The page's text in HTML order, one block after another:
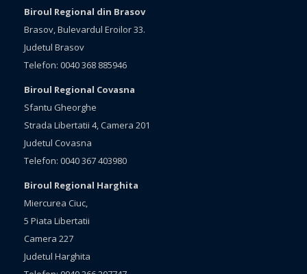
Biroul Regional din Brasov
Brasov, Bulevardul Eroilor 33.
Judetul Brasov
Telefon: 0040 368 885946
Biroul Regional Covasna
Sfantu Gheorghe
Strada Libertatii 4, Camera 201
Judetul Covasna
Telefon: 0040 367 403980
Biroul Regional Harghita
Miercurea Ciuc,
5 Piata Libertatii
Camera 227
Judetul Harghita